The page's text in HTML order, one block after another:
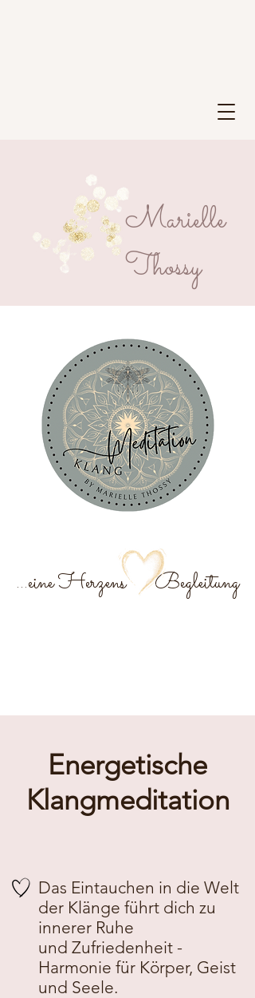
Marielle
Thossy
...eine Herzens Begleitung
Energetische
Klangmeditation
Das Eintauchen in die Welt
der Klänge führt dich zu
innerer Ruhe
und Zufriedenheit -
Harmonie für Körper, Geist
und Seele.